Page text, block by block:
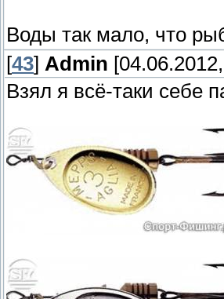
Воды так мало, что
[43] Admin
Взял я всё-таки себе